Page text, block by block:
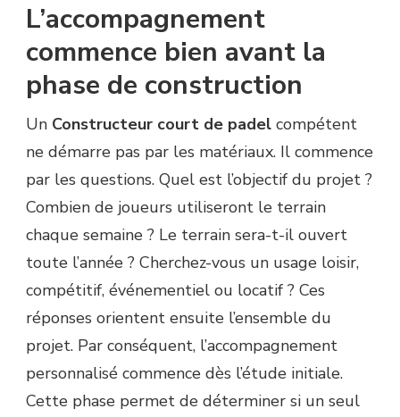
L’accompagnement
commence bien avant la
phase de construction
Un Constructeur court de padel compétent
ne démarre pas par les matériaux. Il commence
par les questions. Quel est l’objectif du projet ?
Combien de joueurs utiliseront le terrain
chaque semaine ? Le terrain sera-t-il ouvert
toute l’année ? Cherchez-vous un usage loisir,
compétitif, événementiel ou locatif ? Ces
réponses orientent ensuite l’ensemble du
projet. Par conséquent, l’accompagnement
personnalisé commence dès l’étude initiale.
Cette phase permet de déterminer si un seul